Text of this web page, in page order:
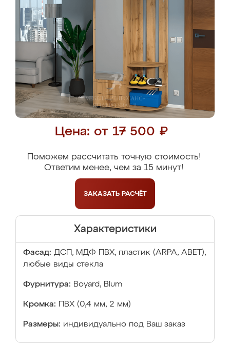
Цена: от 17 500 ₽
Поможем рассчитать точную стоимость!
Ответим менее, чем за 15 минут!
ЗАКАЗАТЬ РАСЧЁТ
Характеристики
Фасад: ДСП, МДФ ПВХ, пластик (ARPA, ABET),
любые виды стекла
Фурнитура: Boyard, Blum
Кромка: ПВХ (0,4 мм, 2 мм)
Размеры: индивидуально под Ваш заказ